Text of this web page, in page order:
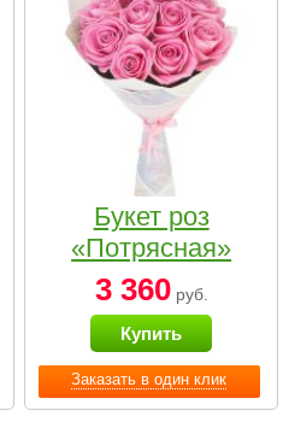
Заказать в один клик
Букет роз
«Потрясная»
3 360руб.
Купить